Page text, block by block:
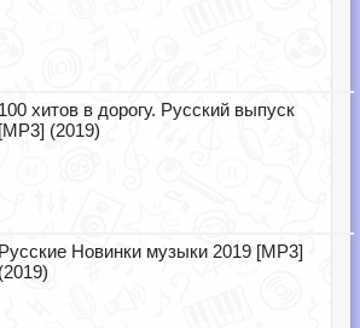
100 хитов в дорогу. Русский выпуск
[MP3] (2019)
Русские Новинки музыки 2019 [MP3]
(2019)